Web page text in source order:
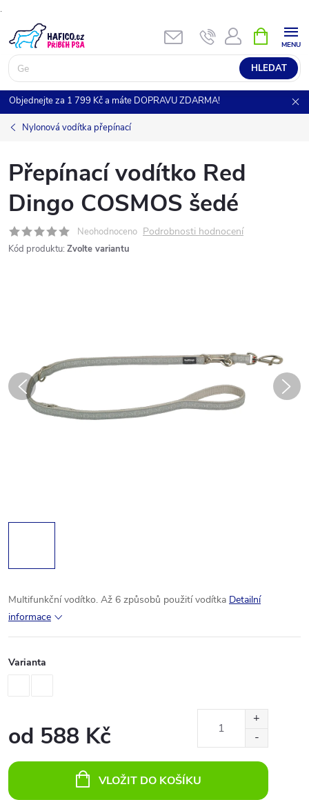
.
na
obsah
HLEDAT
NÁKUPNÍ
KOŠÍK
Objednejte za 1 799 Kč a máte DOPRAVU ZDARMA!
Nylonová vodítka přepínací
Přepínací vodítko Red
Dingo COSMOS šedé
Neohodnoceno Podrobnosti hodnocení
Kód produktu: Zvolte variantu
Multifunkční vodítko. Až 6 způsobů použití vodítka Detailní
informace
Varianta
od 588 Kč
cena:
VLOŽIT DO KOŠÍKU